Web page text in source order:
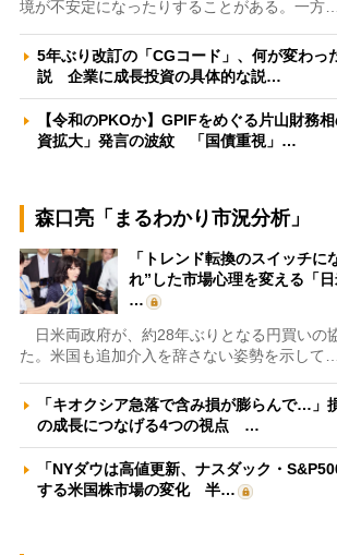
境が不安定になったりすることがある。一方…
5年ぶり改訂の「CGコード」、何が変わっ
説 企業に成長投資の具体的な説…
【令和のPKOか】GPIFをめぐる片山財務
資拡大」発言の波紋 「国債重視」…
森口亮「まるわかり市況分析」
「トレンド転換のスイッチに
れ”した市場心理を変える「日
…
日米両政府が、約28年ぶりとなる円買いの
た。米国も追加介入を辞さない姿勢を示して…
「キオクシア急落で含み損が膨らんで…」
の成長につなげる4つの視点 …
「NYダウは高値更新、ナスダック・
する米国株市場の変化 半…